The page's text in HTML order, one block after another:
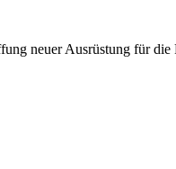
neuer Ausrüstung für